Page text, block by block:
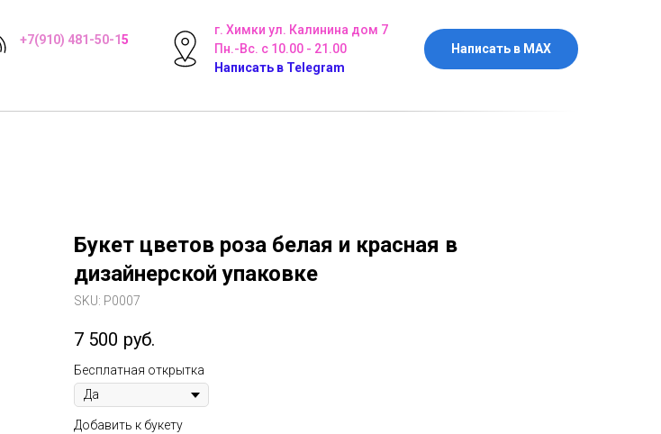
+7(910) 481-50-15
г. Химки ул. Калинина дом 7
Пн.-Вс. с 10.00 - 21.00
Написать в Telegram
Написать в MAX
Букет цветов роза белая и красная в
дизайнерской упаковке
SKU: Р0007
7 500 руб.
Бесплатная открытка
Добавить к букету